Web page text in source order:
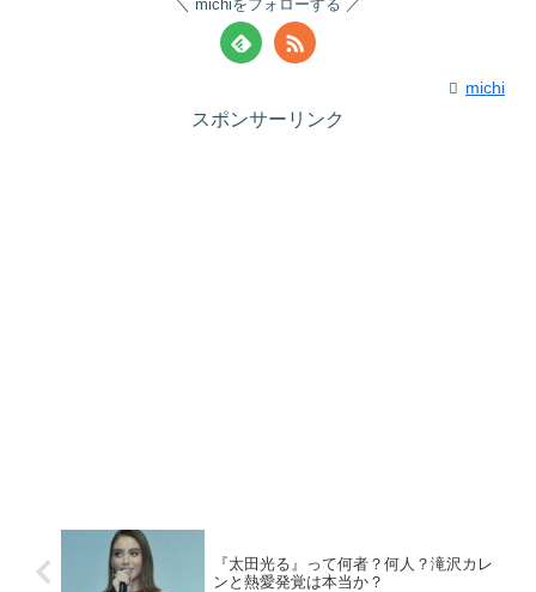
michiをフォローする
michi
スポンサーリンク
『太田光る』って何者？何人？滝沢カレ
ンと熱愛発覚は本当か？